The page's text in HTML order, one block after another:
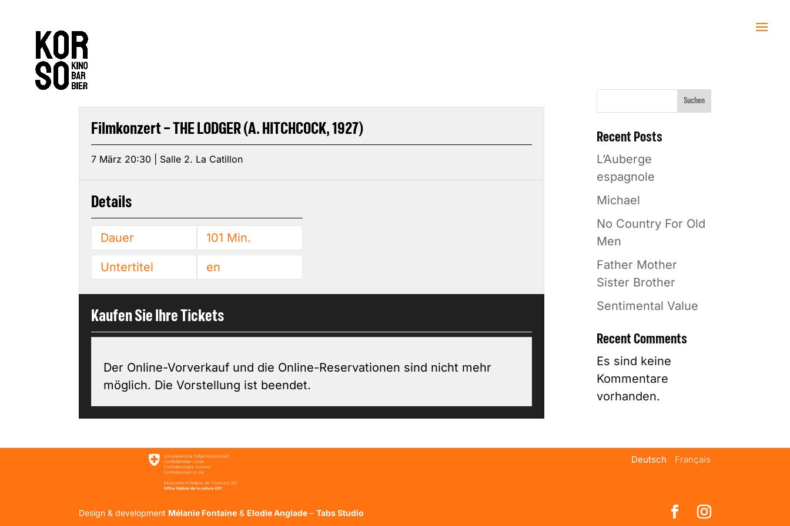
Filmkonzert – THE LODGER (A. HITCHCOCK, 1927)
7 März 20:30 | Salle 2. La Catillon
Details
Dauer 101 Min.
Untertitel en
Kaufen Sie Ihre Tickets
Der Online-Vorverkauf und die Online-Reservationen sind nicht mehr
möglich. Die Vorstellung ist beendet.
Suchen
Recent Posts
L’Auberge
espagnole
Michael
No Country For Old
Men
Father Mother
Sister Brother
Sentimental Value
Recent Comments
Es sind keine
Kommentare
vorhanden.
Deutsch Français
Design & development Mélanie Fontaine & Elodie Anglade –Tabs Studio